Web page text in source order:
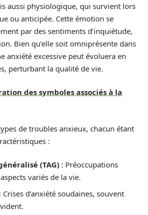
aussi physiologique, qui survient lors
ou anticipée. Cette émotion se
par des sentiments d’inquiétude,
Bien qu’elle soit omniprésente dans
anxiété excessive peut évoluera en
perturbant la qualité de vie.
des symboles associés à la
de troubles anxieux, chacun étant
:
(TAG) : Préoccupations
variés de la vie.
: Crises d’anxiété soudaines, souvent